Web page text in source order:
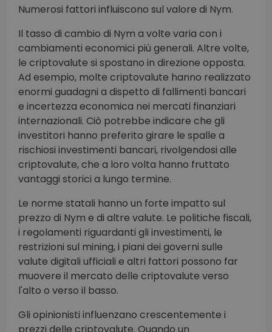
Numerosi fattori influiscono sul valore di Nym.
Il tasso di cambio di Nym a volte varia con i
cambiamenti economici più generali. Altre volte,
le criptovalute si spostano in direzione opposta.
Ad esempio, molte criptovalute hanno realizzato
enormi guadagni a dispetto di fallimenti bancari
e incertezza economica nei mercati finanziari
internazionali. Ciò potrebbe indicare che gli
investitori hanno preferito girare le spalle a
rischiosi investimenti bancari, rivolgendosi alle
criptovalute, che a loro volta hanno fruttato
vantaggi storici a lungo termine.
Le norme statali hanno un forte impatto sul
prezzo di Nym e di altre valute. Le politiche fiscali,
i regolamenti riguardanti gli investimenti, le
restrizioni sul mining, i piani dei governi sulle
valute digitali ufficiali e altri fattori possono far
muovere il mercato delle criptovalute verso
l'alto o verso il basso.
Gli opinionisti influenzano crescentemente i